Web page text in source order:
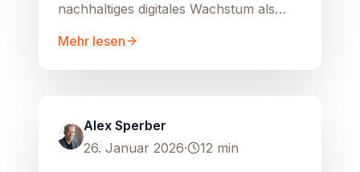
nachhaltiges digitales Wachstum als
Mehr lesen
Alex Sperber
26. Januar 2026· 12 min